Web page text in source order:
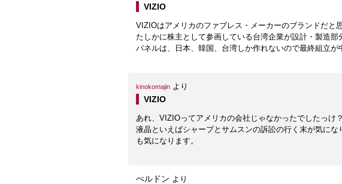
VIZIO
VIZIOはアメリカのファブレス・メーカーのブランドだと
たしかに株主として参画している台湾企業が設計・製造部
パネルは、日本、韓国、台湾しか作れないので最終組立が
kinokomajin より
VIZIO
あれ、VIZIOってアメリカの会社じゃなかったでしたっけ？
液晶といえばシャープとサムスンの訴訟の行く末が気に
も気になります。
ぺルドン より